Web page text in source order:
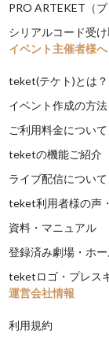
PRO ARTEKET（プ
シリアルコード受け
イベント主催者様へ
teket(テケト)とは？
イベント作成の方法
ご利用料金について
teketの機能ご紹介
ライブ配信について
teket利用者様の声
資料・マニュアル
登録済み劇場・ホ
teketロゴ・プレス
運営会社情報
利用規約